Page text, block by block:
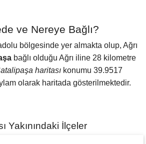
ve Nereye Bağlı?
bölgesinde yer almakta olup, Ağrı
bağlı olduğu Ağrı iline 28 kilometre
haritası konumu 39.9517
olarak haritada gösterilmektedir.
Yakınındaki İlçeler